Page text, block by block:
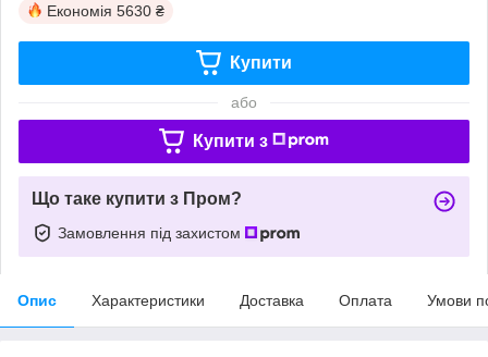
Економія 5630 ₴
Купити
або
Купити з
Що таке купити з Пром?
Замовлення під захистом
Опис Характеристики Доставка Оплата Умови